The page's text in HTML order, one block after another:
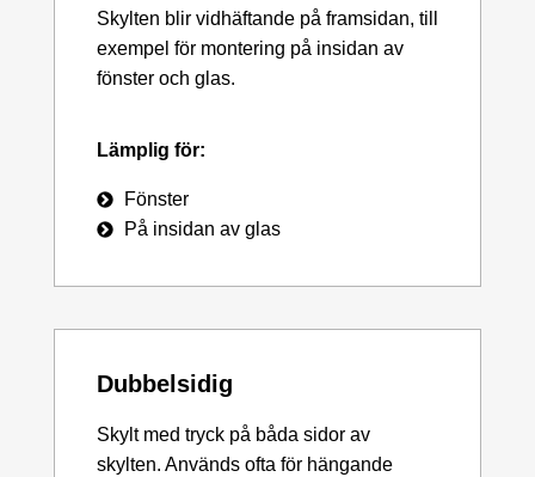
Skylten blir vidhäftande på framsidan, till
exempel för montering på insidan av
fönster och glas.
Lämplig för:
Fönster
På insidan av glas
Dubbelsidig
Skylt med tryck på båda sidor av
skylten. Används ofta för hängande